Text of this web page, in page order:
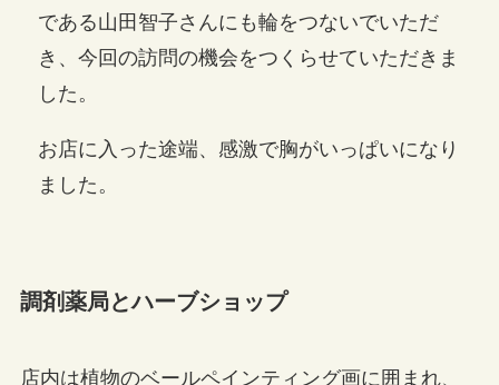
である山田智子さんにも輪をつないでいただ
き、今回の訪問の機会をつくらせていただきま
した。
お店に入った途端、感激で胸がいっぱいになり
ました。
調剤薬局とハーブショップ
店内は植物のベールペインティング画に囲まれ、